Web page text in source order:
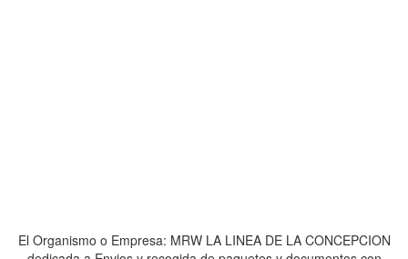
El Organismo o Empresa: MRW LA LINEA DE LA CONCEPCION